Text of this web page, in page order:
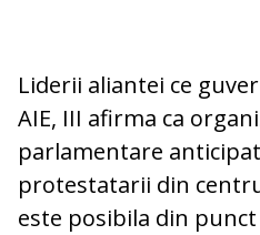
Liderii aliantei ce
AIE, III afirma ca
parlamentare
protestatarii din
este posibila din